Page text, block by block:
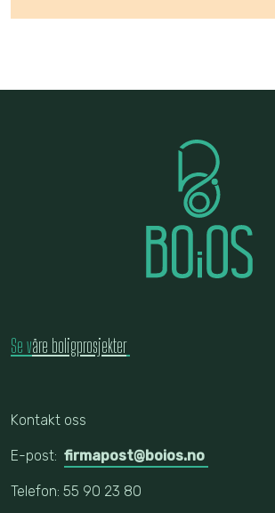
Se våre boligprosjekter
Kontakt oss
E-post: firmapost@boios.no
Telefon: 55 90 23 80